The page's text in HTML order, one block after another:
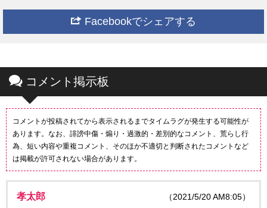
Facebookでシェアする
コメント掲示板
コメントが投稿されてから表示されるまでタイムラグが発生する可能性が
あります。なお、誹謗中傷・煽り・過激的・差別的なコメント、荒らし行
為、短い内容や重複コメント、そのほか不適切と判断されたコメントなど
は掲載が許可されない場合があります。
孝太郎 （2021/5/20 AM8:05）